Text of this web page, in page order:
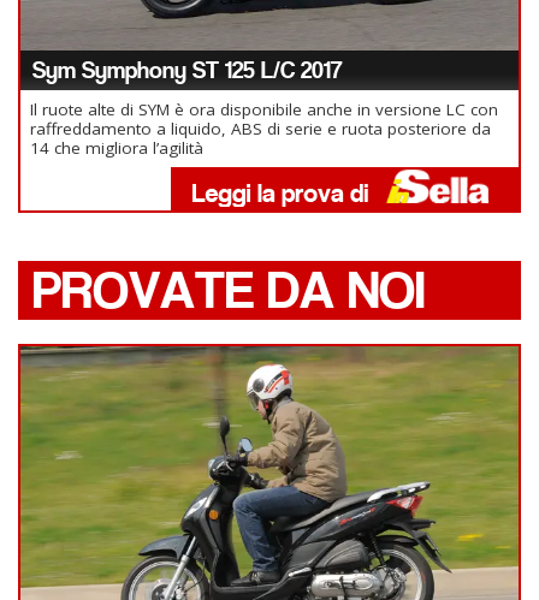
Sym Symphony ST 125 L/C 2017
Il ruote alte di SYM è ora disponibile anche in versione LC con
raffreddamento a liquido, ABS di serie e ruota posteriore da
14 che migliora l’agilità
PROVATE DA NOI